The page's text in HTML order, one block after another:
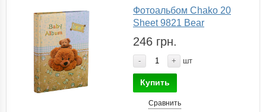
Фотоальбом Chako 20
Sheet 9821 Bear
246 грн.
- + шт
Купить
Сравнить